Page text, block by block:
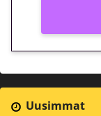
Uusimmat